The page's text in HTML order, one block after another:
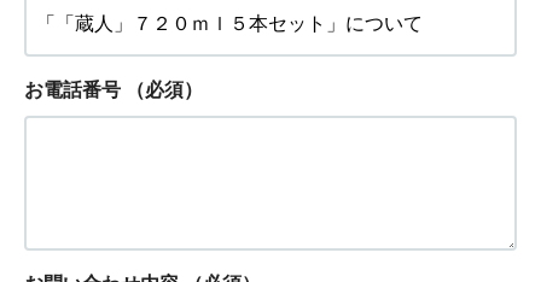
お電話番号 （必須）